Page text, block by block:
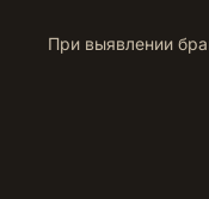
При выявлении